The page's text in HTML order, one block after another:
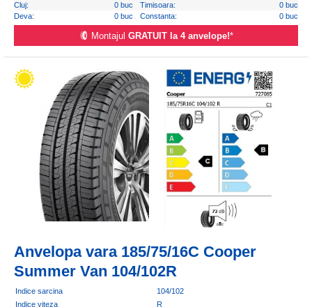
Cluj:
0 buc Timisoara:
0 buc
Deva:
0 buc Constanta: 0 buc
Montajul GRATUIT la 4 anvelope!*
Anvelopa vara 185/75/16C Cooper
Summer Van 104/102R
Indice sarcina
104/102
Indice viteza
R